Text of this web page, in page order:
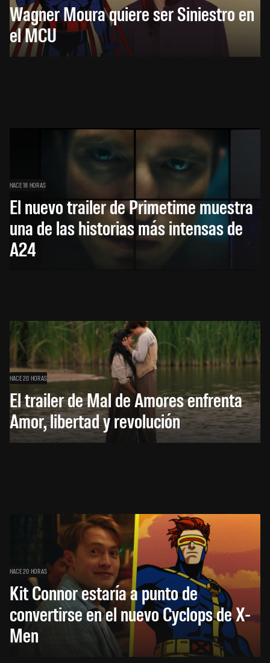
Wagner Moura quiere ser Siniestro en
el MCU
HACE 18 HORAS
El nuevo trailer de Primetime muestra
una de las historias más intensas de
A24
HACE 20 HORAS
El trailer de Mal de Amores enfrenta
Amor, libertad y revolución
HACE 20 HORAS
Kit Connor estaría a punto de
convertirse en el nuevo Cyclops de X-
Men